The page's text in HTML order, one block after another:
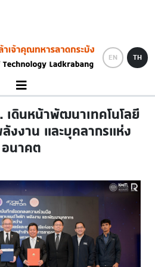
EN TH
ดินหน้าพัฒนาเทคโนโลยี
งงาน และบุคลากรแห่ง
อนาคต